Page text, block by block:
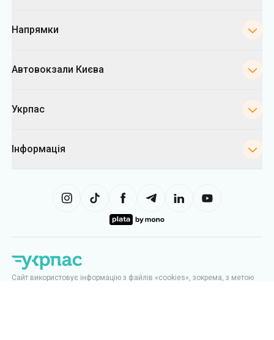
Напрямки
Автовокзали Києва
Укрпас
Інформація
Сайт використовує інформацію з файлів «cookies», зокрема, з метою